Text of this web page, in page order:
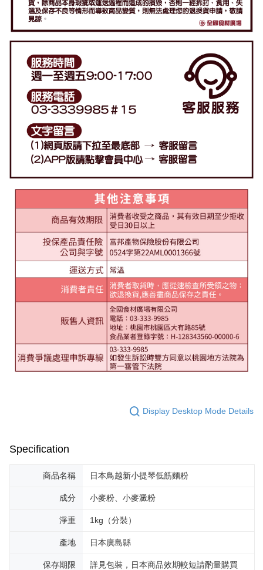
Display Desktop Mode Details
Specification
商品名稱 日本鳥越新小提琴低筋麵粉
成分 小麥粉、小麥澱粉
淨重 1kg（分裝）
產地 日本廣島縣
保存期限 詳見包裝，日本商品效期較短請酌量購買